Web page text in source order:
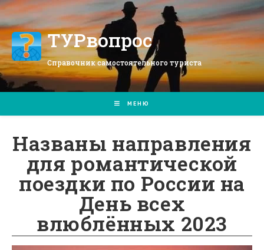
Перейти
к
содержимомуТУРвопрос
Справочник самостоятельного туриста
МЕНЮ
Названы направления
для романтической
поездки по России на
День всех
влюблённых 2023